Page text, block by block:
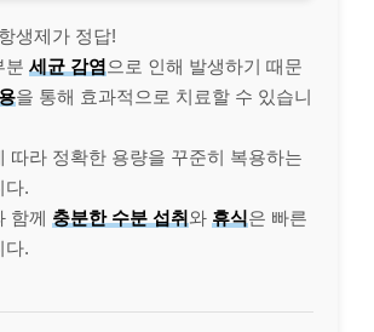
생제가 정답!
분 세균 감염 으로 인해 발생하기 때문
을 통해 효과적으로 치료할 수 있습니
따라 정확한 용량을 꾸준히 복용하는
다.
함께 충분한 수분 섭취와 휴식은 빠른
다.